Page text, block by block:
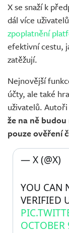
X se snaží k
dál více
zpoplatnění
efektivní cestu,
zatěžují.
Nejnovější
účty, ale také
uživatelů.
že na ně
pouze ověření
YOU CAN
— X (@X)